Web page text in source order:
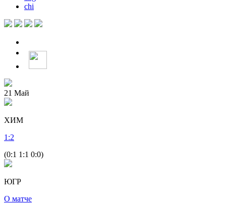
chi
21 Май
ХИМ
1 :2
(0:1 1:1 0:0)
ЮГР
О матче